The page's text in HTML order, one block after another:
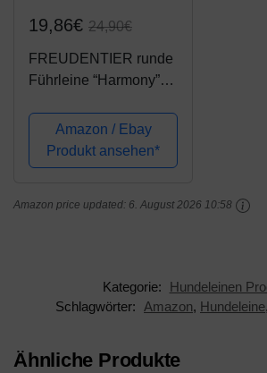
19,86€ 24,90€
FREUDENTIER runde
Führleine “Harmony”
abgerundet mit
braunen
Lederelementen | 3-
Nylon Doppelleine mit
Amazon / Ebay
Produkt ansehen*
Amazon price updated: 6. August 2026 10:58
Kategorie:
Hundeleinen
Schlagwörter:
Amazon, Hundeleine,
Ähnliche Produkte